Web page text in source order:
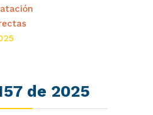
de 2025